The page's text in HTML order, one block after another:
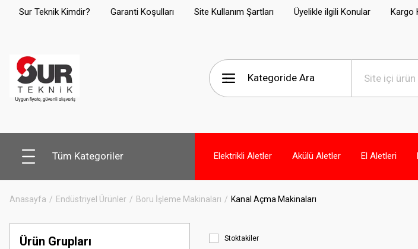
Sur Teknik Kimdir? Garanti Koşulları Site Kullanım Şartları Üyelikle ilgili Konular Kargo
Tüm Kategoriler Elektrikli Aletler Akülü Aletler El Aletleri
Anasayfa Endüstriyel Ürünler Boru İşleme Makinaları Kanal Açma Makinaları
Ürün Grupları Stoktakiler